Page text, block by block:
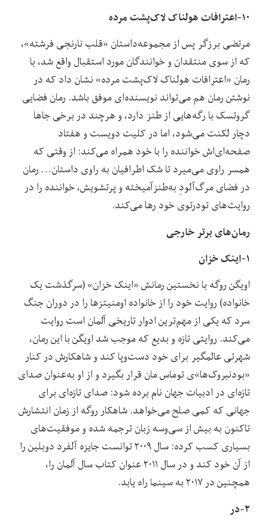
۱۰-اعترافات هولناک لاک‌پشت مرده
مرتضی برزگر پس از مجموعه‌داستان «قلب نارنجی فرشته»،
که از سوی منتقدان و خوانندگان مورد استقبال واقع شد، با
رمان «اعترافات هولناک لاک‌پشت مرده» نشان داد که در
نوشتن رمان هم می‌تواند نویسنده‌ای موفق باشد. رمان فضایی
گروتسک با رگه‌هایی از طنز دارد، و هرچند در برخی جاها
دچار لکنت می‌شود، اما در کلیت دویست و هفتاد
صفحه‌ای‌اش خواننده را با خود همراه می‌کند: از وقتی که
همسر راوی می‌میرد تا شک اطرافیان به راوی داستان… رمان
در فضای مر‌گ‌آلودِ به‌طنزآمیخته و پرتشویش، خواننده را در
روایت‌های تودرتوی خود رها می‌کند.
رمان‌های برتر خارجی
۱-اینک خزان
اویگن روگه با نخستین رمانش «اینک خزان» (سرگذشت یک
خانواده) روایت خود را از خانواده اومنیتزها را در دوران جنگ
سرد که یکی از مهم‌ترین ادوار تاریخی آلمان است روایت
می‌کند. روایتی تازه و بدیع که موجب شد اویگن با این رمان،
شهرتی عالمگیر برای خود دست‌وپا کند و شاهکارش در کنار
«بودنبروک‌ها»ی توماس مان قرار بگیرد و از او به‌عنوان صدای
تازه‌ای در ادبیات جهان نام برده شود: صدای تازه‌ای برای
جهانی که کمی صلح می‌خواهد. شاهکار روگه از زمان انتشارش
تاکنون به بیش از سی‌و‌سه زبان ترجمه شده و موفقیت‌های
بسیاری کسب کرده: سال ۲۰۰۹ توانست جایزه آلفرد دوبلین را
از آن خود کند و در سال ۲۰۱۱ عنوان کتاب سال آلمان را،
همچنین در ۲۰۱۷ به سینما راه یابد.
۲-در